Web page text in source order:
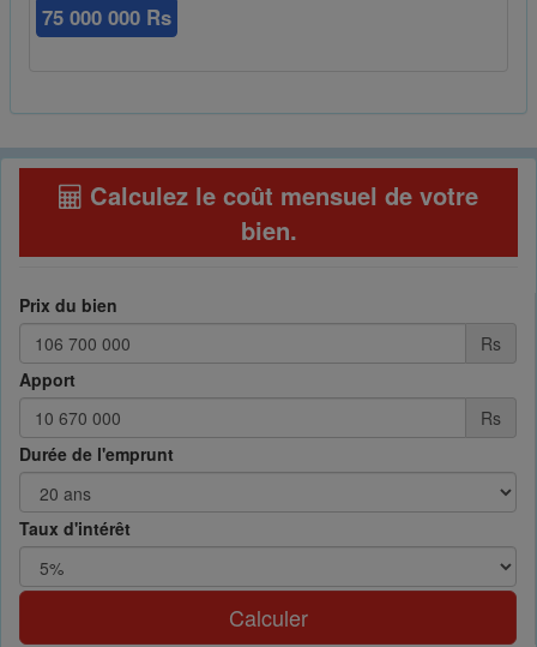
75 000 000 Rs
Calculez le coût mensuel de votre
bien.
Prix du bien
Rs
Apport
Rs
Durée de l'emprunt
Taux d'intérêt
Calculer